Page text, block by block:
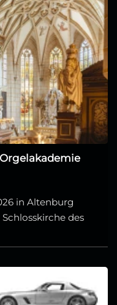
in Altenburg
des